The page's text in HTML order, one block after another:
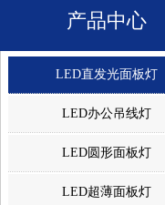
产品中心
LED直发光面板灯
LED办公吊线灯
LED圆形面板灯
LED超薄面板灯